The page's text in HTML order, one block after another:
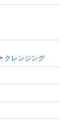
クレンジング